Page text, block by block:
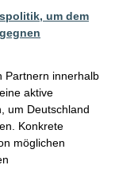
um dem
Partnern innerhalb
aktive
um Deutschland
Konkrete
möglichen